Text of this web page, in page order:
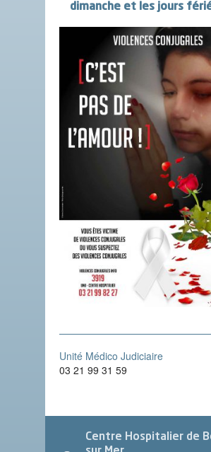
dimanche et les jours
Unité Médico Judiciaire
03 21 99 31 59
Centre Hospitalier de